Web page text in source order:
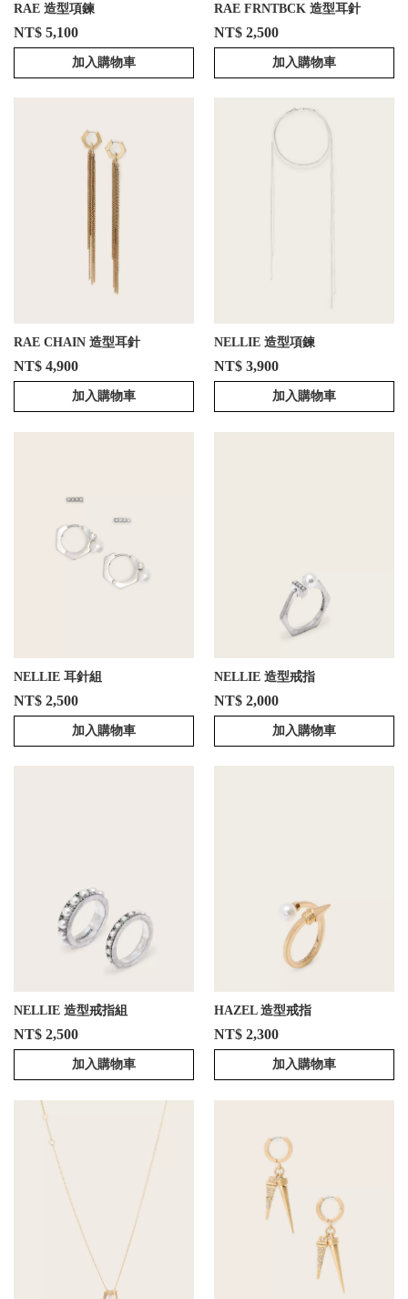
RAE 造型項鍊
NT$ 5,100
加入購物車
RAE FRNTBCK 造型耳針
NT$ 2,500
加入購物車
RAE CHAIN 造型耳針
NT$ 4,900
加入購物車
NELLIE 造型項鍊
NT$ 3,900
加入購物車
NELLIE 耳針組
NT$ 2,500
加入購物車
NELLIE 造型戒指
NT$ 2,000
加入購物車
NELLIE 造型戒指組
NT$ 2,500
加入購物車
HAZEL 造型戒指
NT$ 2,300
加入購物車